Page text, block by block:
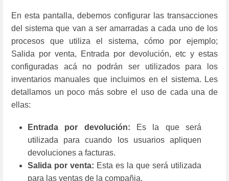
En esta pantalla, debemos configurar las transacciones
del sistema que van a ser amarradas a cada uno de los
procesos que utiliza el sistema, cómo por ejemplo;
Salida por venta, Entrada por devolución, etc y estas
configuradas acá no podrán ser utilizados para los
inventarios manuales que incluimos en el sistema. Les
detallamos un poco más sobre el uso de cada una de
ellas:
Entrada por devolución: Es la que será
utilizada para cuando los usuarios apliquen
devoluciones a facturas.
Salida por venta: Esta es la que será utilizada
para las ventas de la compañia.